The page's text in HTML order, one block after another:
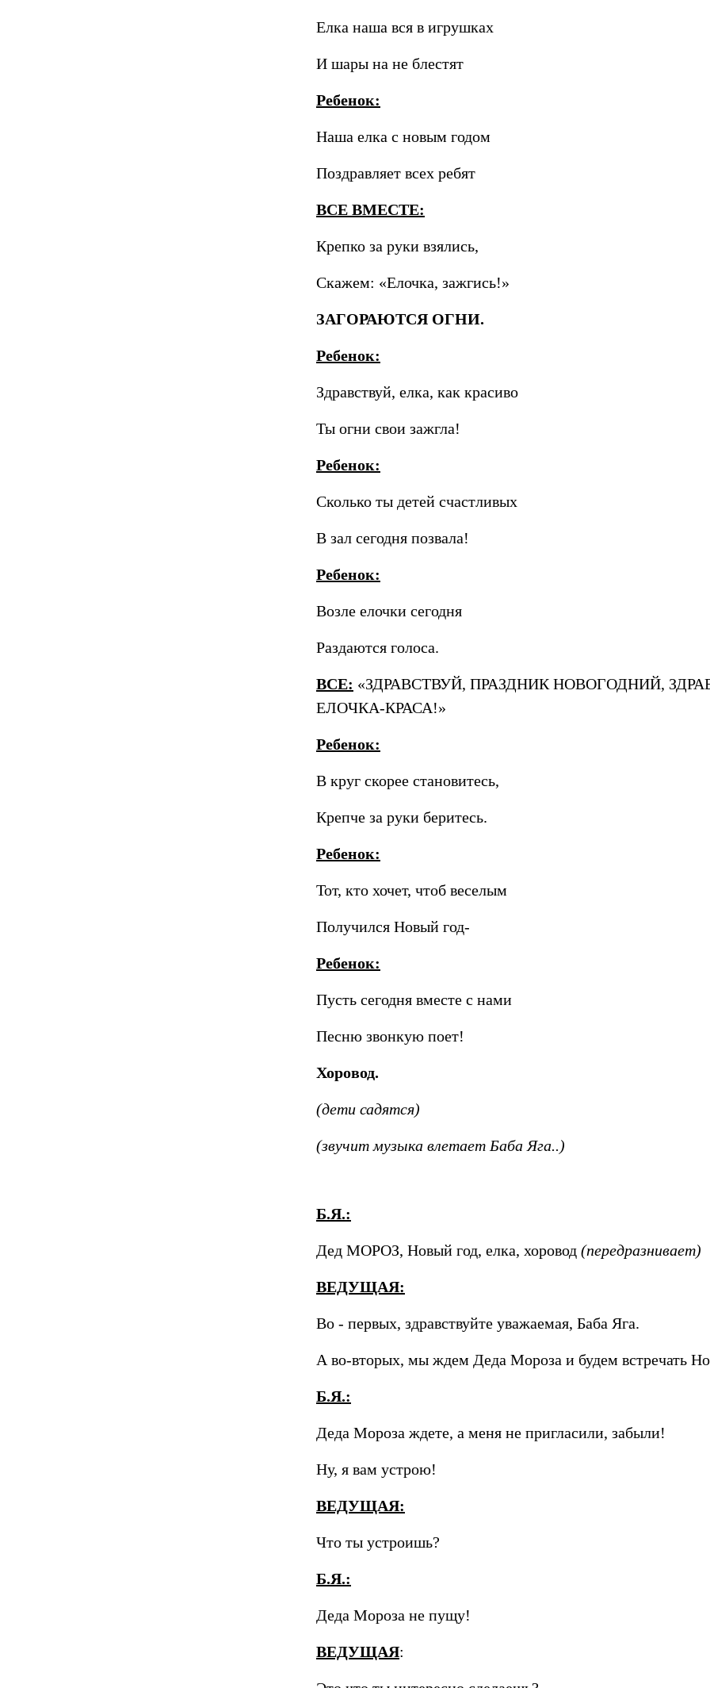
Елка наша вся в игрушках
И шары на не блестят
Ребенок:
Наша елка с новым годом
Поздравляет всех ребят
ВСЕ ВМЕСТЕ:
Крепко за руки взялись,
Скажем: «Елочка, зажгись!»
ЗАГОРАЮТСЯ ОГНИ.
Ребенок:
Здравствуй, елка, как красиво
Ты огни свои зажгла!
Ребенок:
Сколько ты детей счастливых
В зал сегодня позвала!
Ребенок:
Возле елочки сегодня
Раздаются голоса.
ВСЕ: «ЗДРАВСТВУЙ, ПРАЗДНИК НОВОГОДНИЙ,
ЕЛОЧКА-КРАСА!»
Ребенок:
В круг скорее становитесь,
Крепче за руки беритесь.
Ребенок:
Тот, кто хочет, чтоб веселым
Получился Новый год-
Ребенок:
Пусть сегодня вместе с нами
Песню звонкую поет!
Хоровод.
(дети садятся)
(звучит музыка влетает Баба Яга..)
Б.Я.:
Дед МОРОЗ, Новый год, елка, хоровод (передразнивает)
ВЕДУЩАЯ:
Во - первых, здравствуйте уважаемая, Баба Яга.
А во-вторых, мы ждем Деда Мороза и будем встречать
Б.Я.:
Деда Мороза ждете, а меня не пригласили, забыли!
Ну, я вам устрою!
ВЕДУЩАЯ:
Что ты устроишь?
Б.Я.:
Деда Мороза не пущу!
ВЕДУЩАЯ: